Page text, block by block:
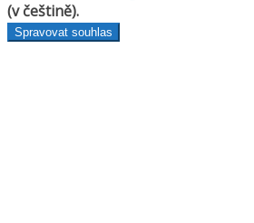
(v češtině).
Spravovat souhlas